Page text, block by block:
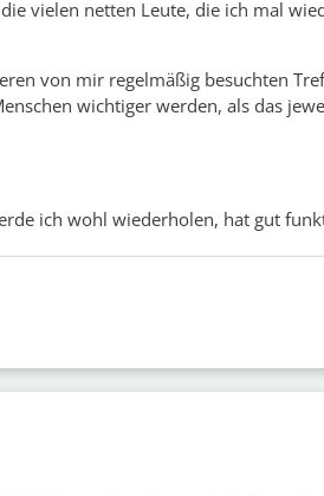
vielen netten Leute, die ich mal
von mir regelmäßig besuchten
wichtiger werden, als das
ich wohl wiederholen, hat gut